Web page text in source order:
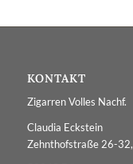
KONTAKT
Zigarren Volles Nachf.
Claudia Eckstein
Zehnthofstraße 26-32,